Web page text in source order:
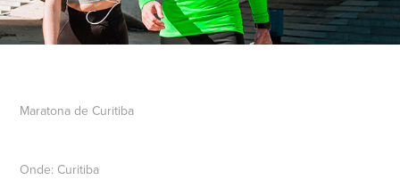
Maratona de Curitiba
Onde: Curitiba